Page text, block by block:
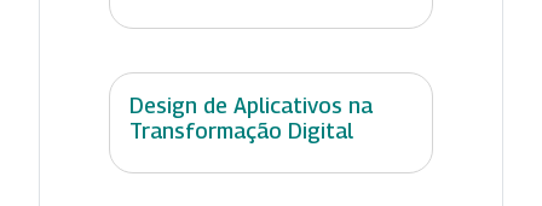
Design de Aplicativos na
Transformação Digital